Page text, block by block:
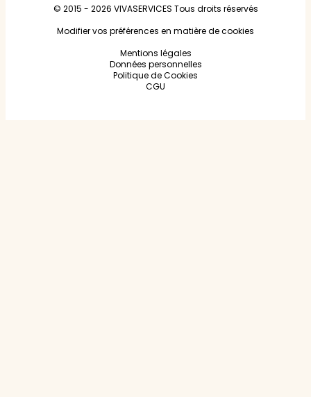
© 2015 - 2026 VIVASERVICES Tous droits réservés
Modifier vos préférences en matière de cookies
Mentions légales
Données personnelles
Politique de Cookies
CGU